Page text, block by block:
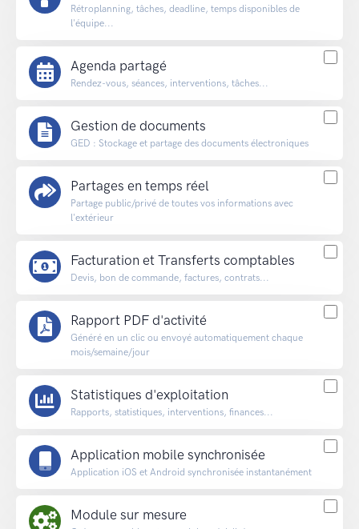
Rétroplanning, tâches, deadline, temps disponibles de
l'équipe...
Agenda partagé
Rendez-vous, séances, interventions, tâches...
Gestion de documents
GED : Stockage et partage des documents électroniques
Partages en temps réel
Partage public/privé de toutes vos informations avec
l'extérieur
Facturation et Transferts comptables
Devis, bon de commande, factures, contrats...
Rapport PDF d'activité
Généré en un clic ou envoyé automatiquement chaque
mois/semaine/jour
Statistiques d'exploitation
Rapports, statistiques, interventions, finances...
Application mobile synchronisée
Application iOS et Android synchronisée instantanément
Module sur mesure